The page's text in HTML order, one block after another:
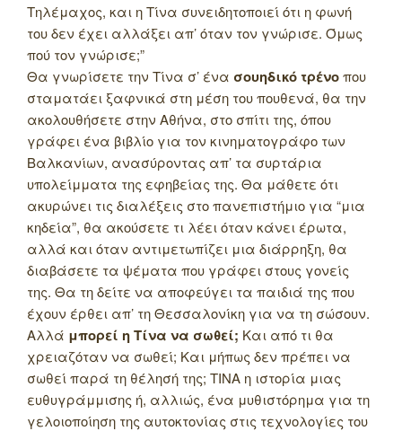
Τηλέμαχος, και η Τίνα συνειδητοποιεί ότι η φωνή
του δεν έχει αλλάξει απ’ όταν τον γνώρισε. Όμως
πού τον γνώρισε;”
Θα γνωρίσετε την Τίνα σ’ ένα σουηδικό τρένοπου
σταματάει ξαφνικά στη μέση του πουθενά, θα την
ακολουθήσετε στην Αθήνα, στο σπίτι της, όπου
γράφει ένα βιβλίο για τον κινηματογράφο των
Βαλκανίων, ανασύροντας απ’ τα συρτάρια
υπολείμματα της εφηβείας της. Θα μάθετε ότι
ακυρώνει τις διαλέξεις στο πανεπιστήμιο για “μια
κηδεία”, θα ακούσετε τι λέει όταν κάνει έρωτα,
αλλά και όταν αντιμετωπίζει μια διάρρηξη, θα
διαβάσετε τα ψέματα που γράφει στους γονείς
της. Θα τη δείτε να αποφεύγει τα παιδιά της που
έχουν έρθει απ’ τη Θεσσαλονίκη για να τη σώσουν.
Αλλά μπορεί η Τίνα να σωθεί; Και από τι θα
χρειαζόταν να σωθεί; Και μήπως δεν πρέπει να
σωθεί παρά τη θέλησή της; ΤΙΝΑ η ιστορία μιας
ευθυγράμμισης ή, αλλιώς, ένα μυθιστόρημα για τη
γελοιοποίηση της αυτοκτονίας στις τεχνολογίες του